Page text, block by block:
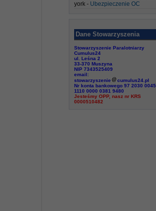
york - Ubezpieczenie OC
Dane Stowarzyszenia
Stowarzyszenie Paralotniarzy
Cumulus24
ul. Leśna 2
33-370 Muszyna
NIP 7343525409
email:
stowarzyszenie
cumulus24.pl
Nr konta bankowego 97 2030 0045
1110 0000 0381 9480
Jesteśmy OPP, nasz nr KRS
0000510482